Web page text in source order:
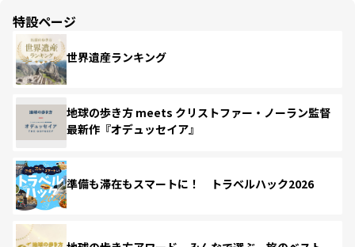
特設ページ
世界遺産ランキング
地球の歩き方 meets クリストファー・ノーラン監督
最新作『オデュッセイア』
準備も滞在もスマートに！ トラベルハック2026